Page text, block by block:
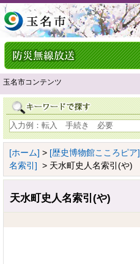
玉名市コンテンツ
[ホーム] > [歴史博物館こころピア]
名索引] > 天水町史人名索引(や)
天水町史人名索引(や)